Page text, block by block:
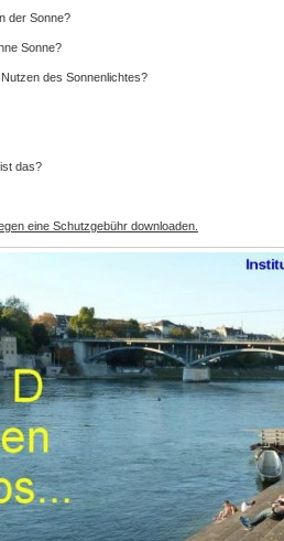
der Sonne?
Sonne?
des Sonnenlichtes?
das?
eine Schutzgebühr downloaden.